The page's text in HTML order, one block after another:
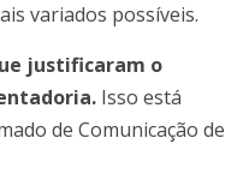
variados possíveis.
justificaram o
Isso está
de Comunicação de